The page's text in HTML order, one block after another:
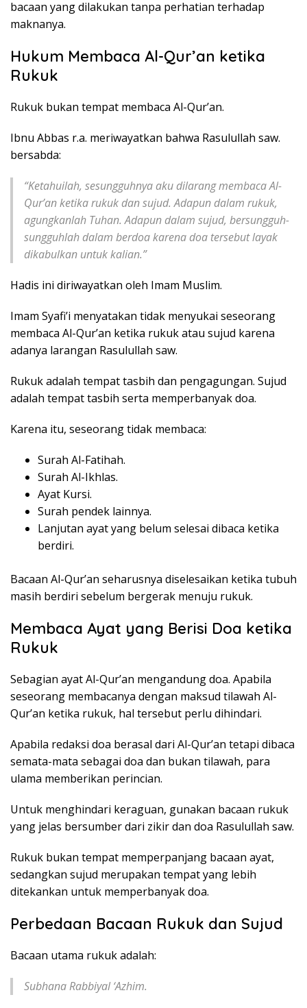
bacaan yang dilakukan tanpa perhatian terhadap
maknanya.
Hukum Membaca Al-Qur’an ketika
Rukuk
Rukuk bukan tempat membaca Al-Qur’an.
Ibnu Abbas r.a. meriwayatkan bahwa Rasulullah saw.
bersabda:
“Ketahuilah, sesungguhnya aku dilarang membaca Al-
Qur’an ketika rukuk dan sujud. Adapun dalam rukuk,
agungkanlah Tuhan. Adapun dalam sujud, bersungguh-
sungguhlah dalam berdoa karena doa tersebut layak
dikabulkan untuk kalian.”
Hadis ini diriwayatkan oleh Imam Muslim.
Imam Syafi’i menyatakan tidak menyukai seseorang
membaca Al-Qur’an ketika rukuk atau sujud karena
adanya larangan Rasulullah saw.
Rukuk adalah tempat tasbih dan pengagungan. Sujud
adalah tempat tasbih serta memperbanyak doa.
Karena itu, seseorang tidak membaca:
Surah Al-Fatihah.
Surah Al-Ikhlas.
Ayat Kursi.
Surah pendek lainnya.
Lanjutan ayat yang belum selesai dibaca ketika
berdiri.
Bacaan Al-Qur’an seharusnya diselesaikan ketika tubuh
masih berdiri sebelum bergerak menuju rukuk.
Membaca Ayat yang Berisi Doa ketika
Rukuk
Sebagian ayat Al-Qur’an mengandung doa. Apabila
seseorang membacanya dengan maksud tilawah Al-
Qur’an ketika rukuk, hal tersebut perlu dihindari.
Apabila redaksi doa berasal dari Al-Qur’an tetapi dibaca
semata-mata sebagai doa dan bukan tilawah, para
ulama memberikan perincian.
Untuk menghindari keraguan, gunakan bacaan rukuk
yang jelas bersumber dari zikir dan doa Rasulullah saw.
Rukuk bukan tempat memperpanjang bacaan ayat,
sedangkan sujud merupakan tempat yang lebih
ditekankan untuk memperbanyak doa.
Perbedaan Bacaan Rukuk dan Sujud
Bacaan utama rukuk adalah:
Subhana Rabbiyal ‘Azhim.